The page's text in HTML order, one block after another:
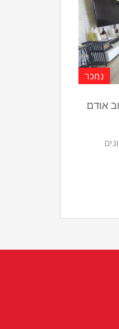
נמכר
ברחוב אודם